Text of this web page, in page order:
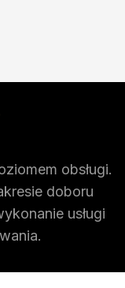
obsługi.
doboru
usługi